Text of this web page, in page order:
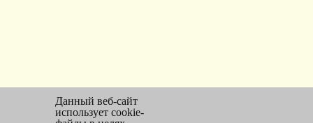
Данный веб-сайт
использует cookie-